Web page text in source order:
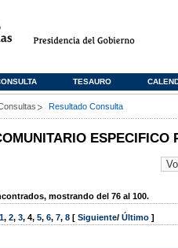
TESAURO
Resultado Consulta
ESPECIFICO
mostrando del 76 al 100.
1, 2, 3, 4, 5, 6, 7, 8 [ Siguiente/ Último ]